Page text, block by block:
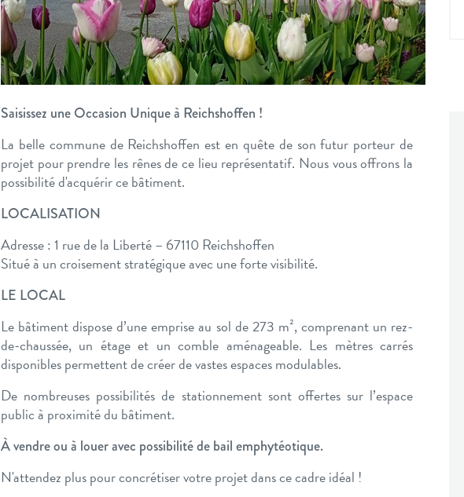
Saisissez une Occasion Unique à Reichshoffen !
La belle commune de Reichshoffen est en quête de son futur porteur de
projet pour prendre les rênes de ce lieu représentatif. Nous vous offrons la
possibilité d'acquérir ce bâtiment.
LOCALISATION
Adresse : 1 rue de la Liberté – 67110 Reichshoffen
Situé à un croisement stratégique avec une forte visibilité.
LE LOCAL
Le bâtiment dispose d’une emprise au sol de 273 m², comprenant un rez-
de-chaussée, un étage et un comble aménageable. Les mètres carrés
disponibles permettent de créer de vastes espaces modulables.
De nombreuses possibilités de stationnement sont offertes sur l’espace
public à proximité du bâtiment.
À vendre ou à louer avec possibilité de bail emphytéotique.
N'attendez plus pour concrétiser votre projet dans ce cadre idéal !